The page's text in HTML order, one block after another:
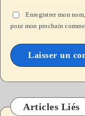
Enregistrer mon
pour mon prochain
t
Articles Liés